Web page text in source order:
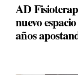
AD
nuevo
años